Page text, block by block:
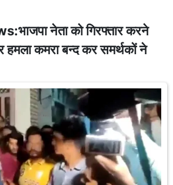
नेता को गिरफ्तार करने
हमला कमरा बन्द कर समर्थकों ने